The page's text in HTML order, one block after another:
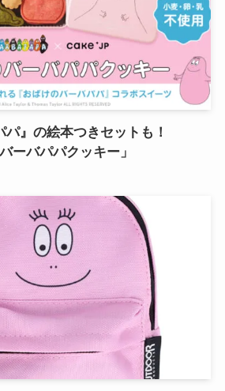
パ』の絵本つきセットも！
ーバパパクッキー」